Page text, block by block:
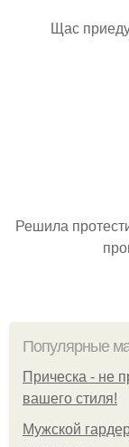
Щас
Решила
Популярные
Прическа - не
вашего стиля!
Мужской